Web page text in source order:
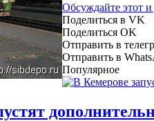
Обсуждайте этот
Поделиться в VK
Поделиться OK
Отправить в
Отправить в
Популярное